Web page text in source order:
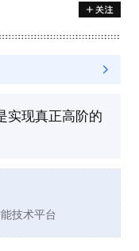
实现真正高阶的
技术平台